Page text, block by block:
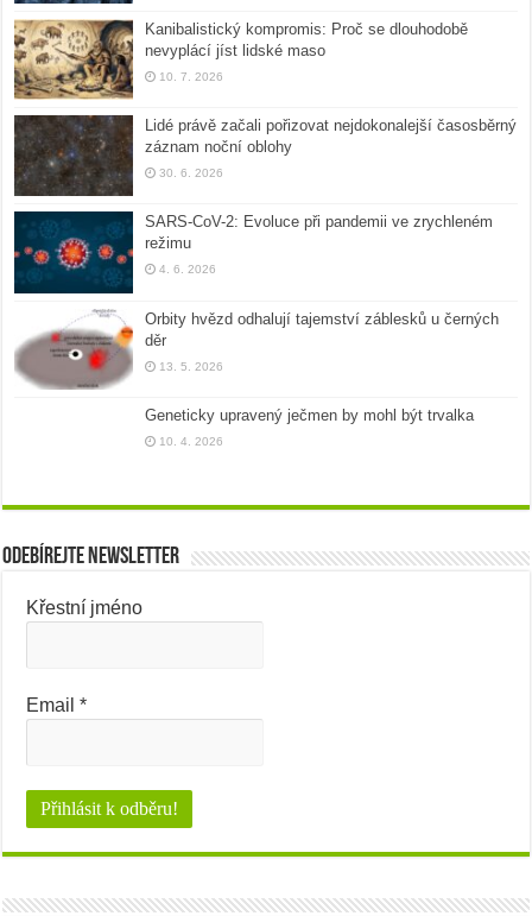
Kanibalistický kompromis: Proč se dlouhodobě
nevyplácí jíst lidské maso
10. 7. 2026
Lidé právě začali pořizovat nejdokonalejší časosběrný
záznam noční oblohy
30. 6. 2026
SARS-CoV-2: Evoluce při pandemii ve zrychleném
režimu
4. 6. 2026
Orbity hvězd odhalují tajemství záblesků u černých
děr
13. 5. 2026
Geneticky upravený ječmen by mohl být trvalka
10. 4. 2026
Odebírejte newsletter
Křestní jméno
Email*